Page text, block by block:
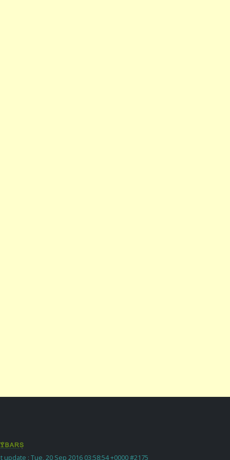
update : Tue, 20 Sep 2016 03:58:54 +0000 #2175